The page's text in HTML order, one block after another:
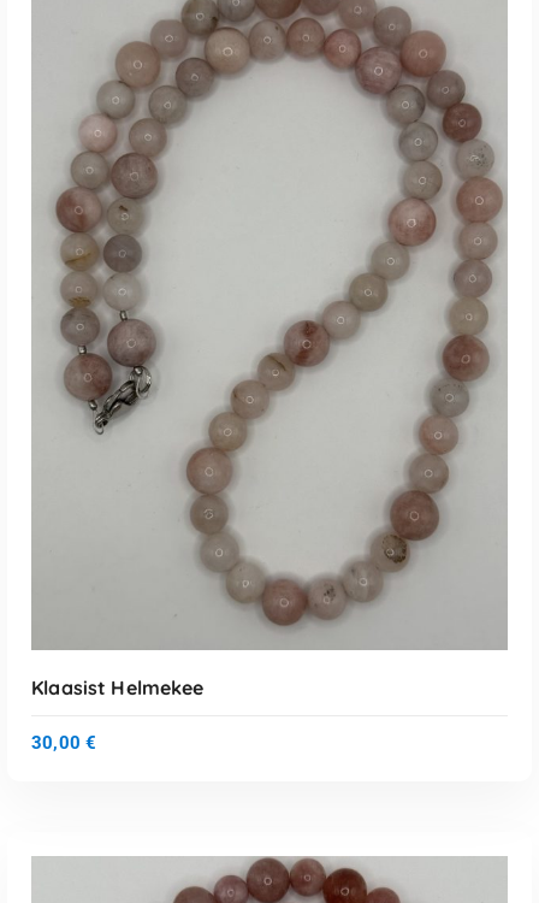
LISA KORVI
Klaasist Helmekee
30,00 €